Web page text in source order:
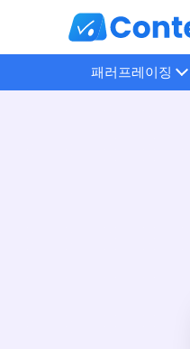
패러프레이징